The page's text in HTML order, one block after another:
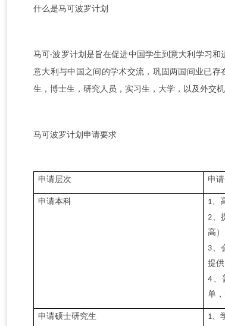
什么是马可波罗计划
马可·波罗计划是旨在促进中国学生到意大利学习
意大利与中国之间的学术交流，巩固两国间业已
生，博士生，研究人员，实习生，大学，以及外交机
马可波罗计划申请要求
申请层次 申
申请本科 1、
2、
高 ）
3、
提供
4 、
单 ，
申请硕士研究生 1、